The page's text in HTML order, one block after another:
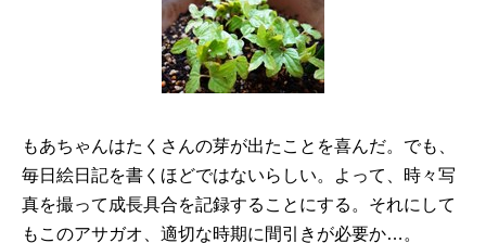
もあちゃんはたくさんの芽が出たことを喜んだ。でも、
毎日絵日記を書くほどではないらしい。よって、時々写
真を撮って成長具合を記録することにする。それにして
もこのアサガオ、適切な時期に間引きが必要か…。